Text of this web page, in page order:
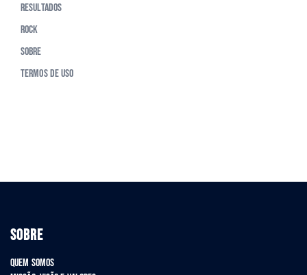
Resultados
Rock
Sobre
Termos de Uso
SOBRE
Quem Somos